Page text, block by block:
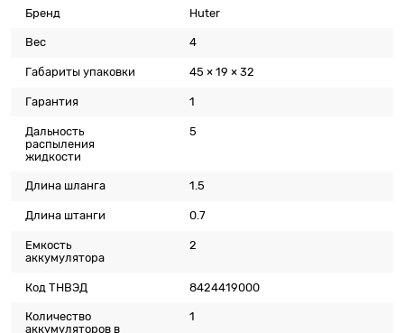
Бренд Huter
Вес 4
Габариты упаковки 45 × 19 × 32
Гарантия 1
Дальность
распыления
жидкости
5
Длина шланга 1.5
Длина штанги 0.7
Емкость
аккумулятора
2
Код ТНВЭД 8424419000
Количество
аккумуляторов в
1